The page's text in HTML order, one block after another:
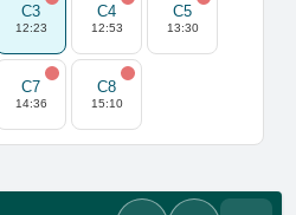
C3
12:23
C4
12:53
C5
13:30
C7
14:36
C8
15:10